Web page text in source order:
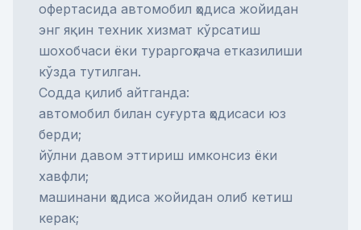
офертасида автомобил ҳодиса жойидан
энг яқин техник хизмат кўрсатиш
шохобчаси ёки тураргоҳгача етказилиши
кўзда тутилган.
Содда қилиб айтганда:
автомобил билан суғурта ҳодисаси юз
берди;
йўлни давом эттириш имконсиз ёки
хавфли;
машинани ҳодиса жойидан олиб кетиш
керак;